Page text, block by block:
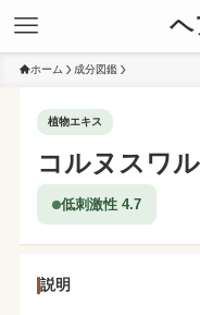
ヘ
ホーム 成分図鑑
植物エキス
コルヌスワ
低刺激性 4.7
説明